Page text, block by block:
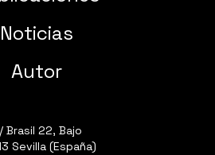
Noticias
Autor
Brasil 22, Bajo
Sevilla (España)